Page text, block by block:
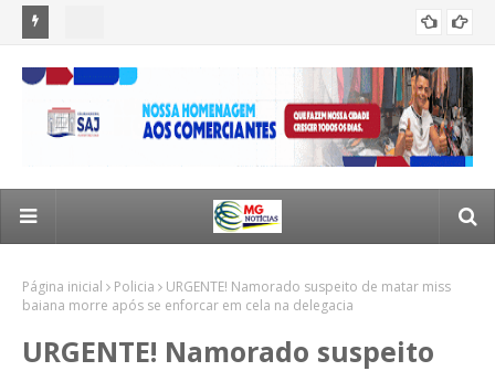
estrada de Valença e é socorrido em estado grave
ACIDENTES
Página inicial Policia
URGENTE! Namorado suspeito de matar miss
baiana morre após se enforcar em cela na delegacia
URGENTE! Namorado suspeito